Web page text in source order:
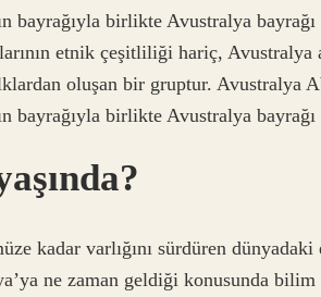
bayrağıyla birlikte Avustralya
etnik çeşitliliği hariç, Avustralya
oluşan bir gruptur. Avustralya
bayrağıyla birlikte Avustralya
kadar varlığını sürdüren
ne zaman geldiği konusunda bilim